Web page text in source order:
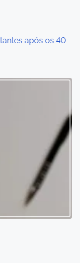
após os 40